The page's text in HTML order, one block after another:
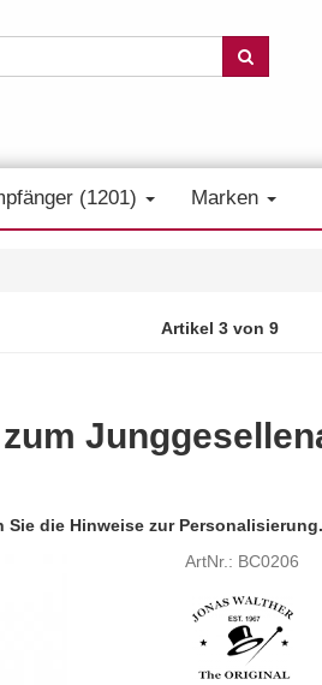
(1201) Marken
Artikel 3 von 9
Sie die Hinweise zur Personalisierung.
ArtNr.: BC0206